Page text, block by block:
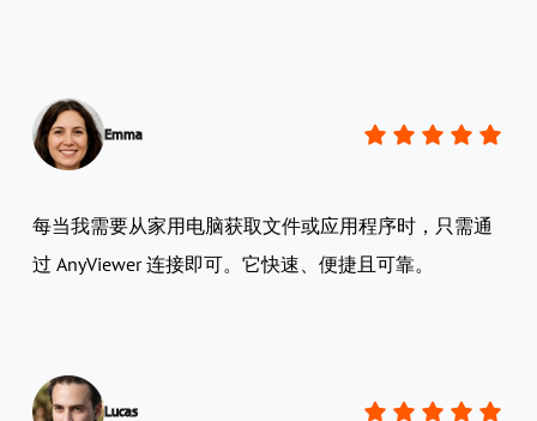
Emma
每当我需要从家用电脑获取文件或应用程序时，只需通
过 AnyViewer 连接即可。它快速、便捷且可靠。
Lucas